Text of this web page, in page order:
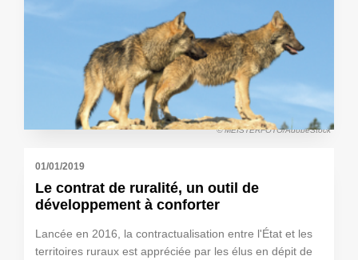
© MEISTERFOTO/AdobeStock
01/01/2019
Le contrat de ruralité, un outil de
développement à conforter
Lancée en 2016, la contractualisation entre l'État et les
territoires ruraux est appréciée par les élus en dépit de